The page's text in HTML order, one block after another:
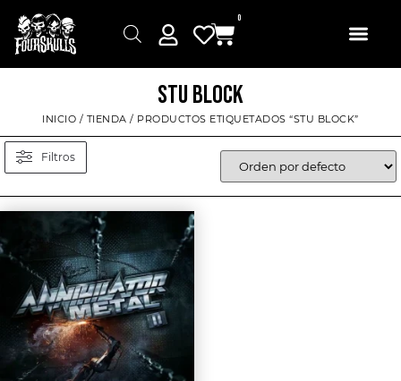
0
STU BLOCK
INICIO / TIENDA / PRODUCTOS ETIQUETADOS “STU BLOCK”
Filtros